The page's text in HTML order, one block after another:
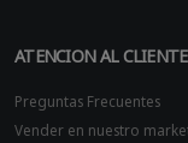
ATENCION AL CLIENTE
Preguntas Frecuentes
Vender en nuestro